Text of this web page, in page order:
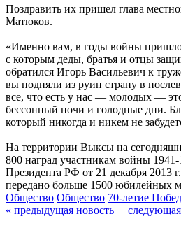
Поздравить их пришел глава
Матюков.
«Именно вам, в годы войны
с которым деды, братья и отцы
обратился Игорь Васильевич к
вы подняли из руин страну в
все, что есть у нас — молодых —
бессонный ночи и голодные дни.
который никогда и никем не
На территории Выксы на
800 наград участникам войны 1941-
Президента РФ от 21 декабря 2013
передано больше 1500 юбилейных
Общество Общество 70-летие
« предыдущая новость